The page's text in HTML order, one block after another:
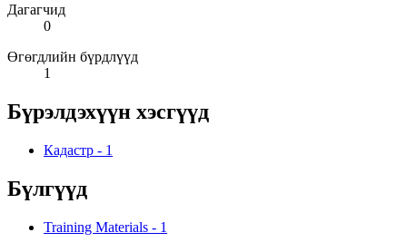
Дагагчид
0
Өгөгдлийн бүрдлүүд
1
Бүрэлдэхүүн хэсгүүд
Кадастр - 1
Бүлгүүд
Training Materials - 1